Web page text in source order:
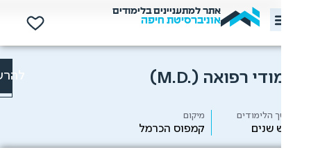
אתר למתעניינים בלימודים
אוניברסיטת חיפה
רפואה(M.D.) להרשמה
הלימודים
קמפוס הכרמל